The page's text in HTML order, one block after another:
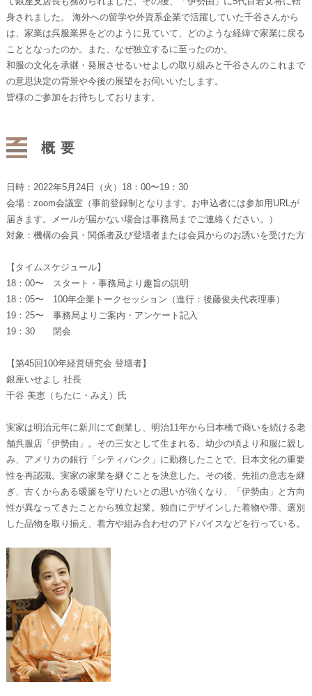
身されました。 海外への留学や外資系企業で活躍していた千谷さんから
は、家業は呉服業界をどのように見ていて、どのような経緯で家業に戻る
こととなったのか。また、なぜ独立するに至ったのか。
和服の文化を承継・発展させるいせよしの取り組みと千谷さんのこれまで
の意思決定の背景や今後の展望をお伺いいたします。
皆様のご参加をお待ちしております。
概要
日時：2022年5月24日（火）18：00〜19：30
会場：zoom会議室（事前登録制となります。お申込者には参加用URLが
届きます。メールが届かない場合は事務局までご連絡ください。）
対象：機構の会員・関係者及び登壇者または会員からのお誘いを受けた方
【タイムスケジュール】
18：00〜 スタート・事務局より趣旨の説明
18：05〜 100年企業トークセッション（進行：後藤俊夫代表理事）
19：25〜 事務局よりご案内・アンケート記入
19：30 閉会
【第45回100年経営研究会 登壇者】
銀座いせよし 社長
千谷 美恵（ちたに・みえ）氏
実家は明治元年に新川にて創業し、明治11年から日本橋で商いを続ける老
舗呉服店「伊勢由」。その三女として生まれる。幼少の頃より和服に親し
み、アメリカの銀行「シティバンク」に勤務したことで、日本文化の重要
性を再認識。実家の家業を継ぐことを決意した。その後、先祖の意志を継
ぎ、古くからある暖簾を守りたいとの思いが強くなり、「伊勢由」と方向
性が異なってきたことから独立起業。独自にデザインした着物や帯、選別
した品物を取り揃え、着方や組み合わせのアドバイスなどを行っている。